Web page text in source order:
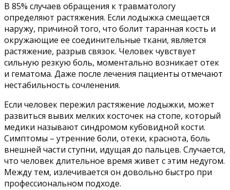
В 85% случаев обращения к травматологу
определяют растяжения. Если лодыжка смещается
наружу, причиной того, что болит таранная кость и
окружающие ее соединительные ткани, является
растяжение, разрыв связок. Человек чувствует
сильную резкую боль, моментально возникает отек
и гематома. Даже после лечения пациенты отмечают
нестабильность сочленения.
Если человек пережил растяжение лодыжки, может
развиться вывих мелких косточек на стопе, который
медики называют синдромом кубовидной кости.
Симптомы – утренние боли, отеки, краснота, боль
внешней части ступни, идущая до пальцев. Случается,
что человек длительное время живет с этим недугом.
Между тем, излечивается он довольно быстро при
профессиональном подходе.